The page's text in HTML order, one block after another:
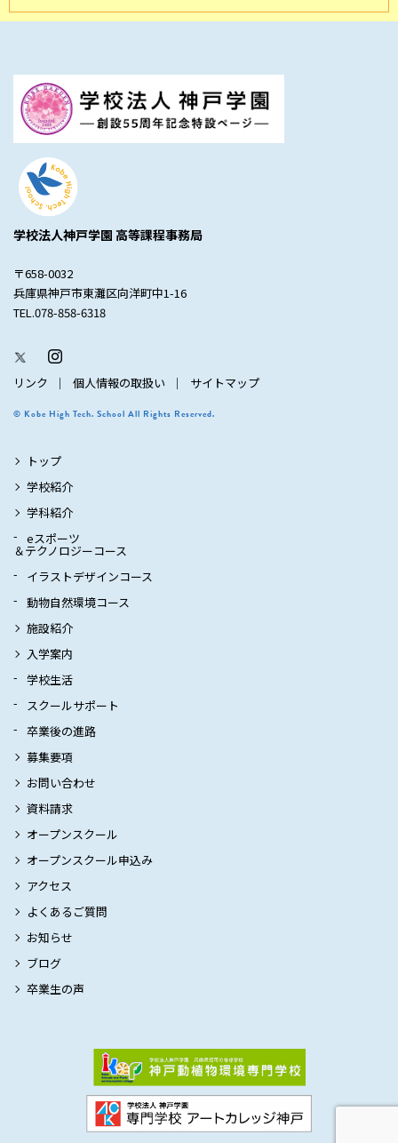
学校法人神戸学園 高等課程事務局
〒658-0032
兵庫県神戸市東灘区向洋町中1-16
TEL.078-858-6318
リンク 個人情報の取扱い サイトマップ
© Kobe High Tech. School All Rights Reserved.
トップ
学校紹介
学科紹介
eスポーツ
＆テクノロジーコース
イラストデザインコース
動物自然環境コース
施設紹介
入学案内
学校生活
スクールサポート
卒業後の進路
募集要項
お問い合わせ
資料請求
オープンスクール
オープンスクール申込み
アクセス
よくあるご質問
お知らせ
ブログ
卒業生の声